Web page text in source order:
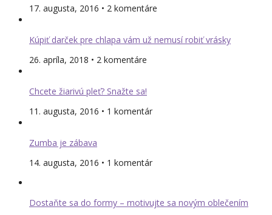
17. augusta, 2016 • 2 komentáre
Kúpiť darček pre chlapa vám už nemusí robiť vrásky
26. apríla, 2018 • 2 komentáre
Chcete žiarivú pleť? Snažte sa!
11. augusta, 2016 • 1 komentár
Zumba je zábava
14. augusta, 2016 • 1 komentár
Dostaňte sa do formy – motivujte sa novým oblečením